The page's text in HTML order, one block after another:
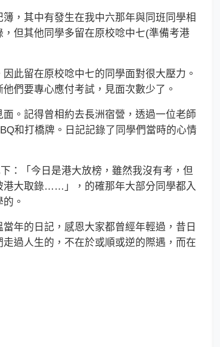
，其中有發生在我中六那年與同班同學相
但其他同學多留在原校唸中七(準備考港
留在原校唸中七的同學面對很大壓力。
們要專心應付考試，見面次數少了。
。記得曾相約去長洲宿營，透過一位老師
和打橋牌。日記記錄了同學們當時的心情
「今日是港大放榜，雖然我沒有考，但
港大取錄……」，的確那年大部分同學都入
。
的日記，感恩大家都曾經年輕過，昔日
過人生的，不在於或順或逆的際遇，而在